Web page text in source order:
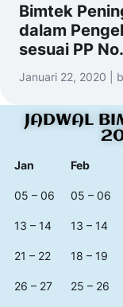
Bimtek
dalam
sesuai PP
Januari 22, 2020 |
JADWAL
Jan Feb
05 – 06 05 – 06
13 – 14 13 – 14
21 – 22 18 – 19
26 – 27 25 – 26